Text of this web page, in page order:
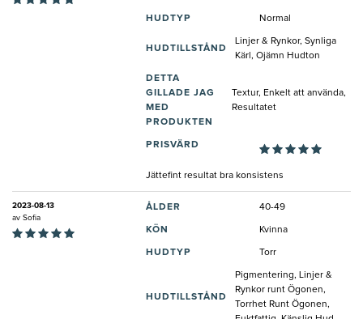
HUDTYP Normal
HUDTILLSTÅND
Linjer & Rynkor, Synliga
Kärl, Ojämn Hudton
DETTA
GILLADE JAG
MED
PRODUKTEN
Textur, Enkelt att använda,
Resultatet
PRISVÄRD
Jättefint resultat bra konsistens
2023-08-13
av Sofia
ÅLDER 40-49
KÖN Kvinna
HUDTYP Torr
HUDTILLSTÅND
Pigmentering, Linjer &
Rynkor runt Ögonen,
Torrhet Runt Ögonen,